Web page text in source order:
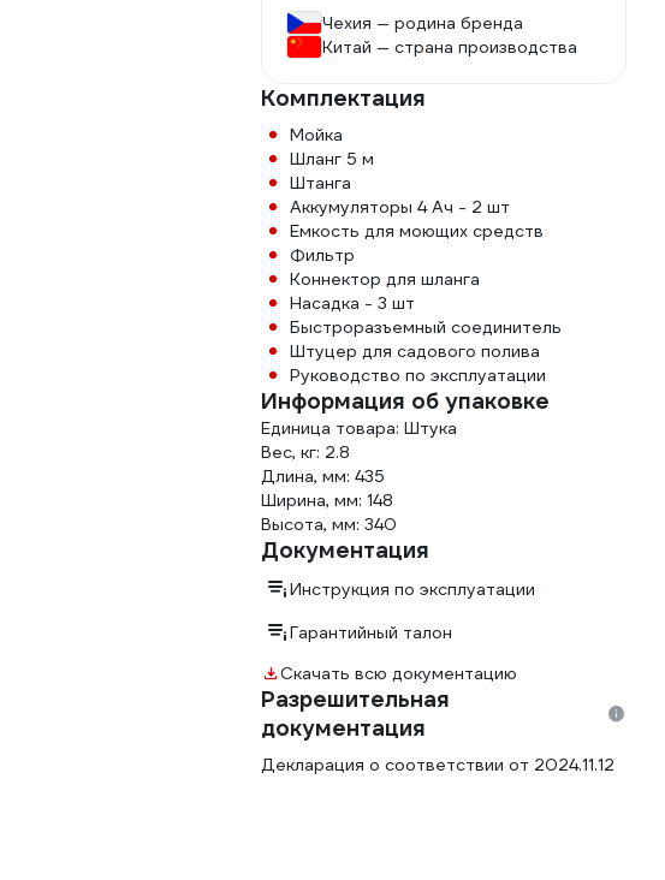
Чехия — родина бренда
Китай — страна производства
Комплектация
Мойка
Шланг 5 м
Штанга
Аккумуляторы 4 Ач - 2 шт
Емкость для моющих средств
Фильтр
Коннектор для шланга
Насадка - 3 шт
Быстроразъемный соединитель
Штуцер для садового полива
Руководство по эксплуатации
Информация об упаковке
Единица товара: Штука
Вес, кг: 2.8
Длина, мм: 435
Ширина, мм: 148
Высота, мм: 340
Документация
Инструкция по эксплуатации
Гарантийный талон
Скачать всю документацию
Разрешительная
документация
Декларация о соответствии от 2024.11.12